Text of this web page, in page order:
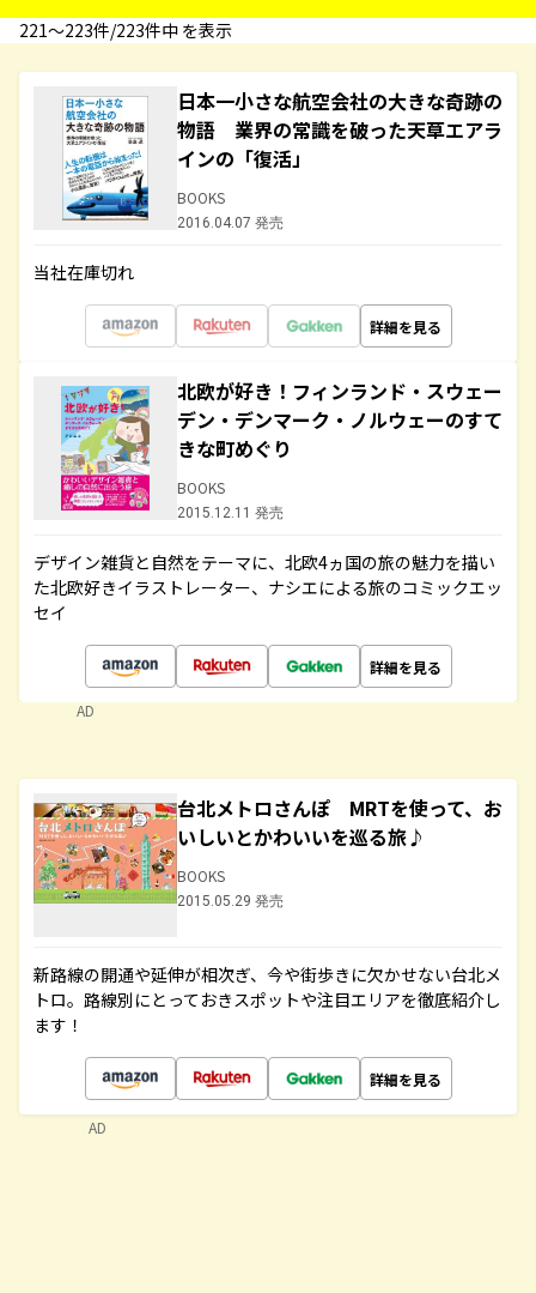
221〜223件/223件中 を表示
日本一小さな航空会社の大きな奇跡の
物語 業界の常識を破った天草エアラ
インの「復活」
BOOKS
2016.04.07 発売
当社在庫切れ
詳細を見る
北欧が好き！フィンランド・スウェー
デン・デンマーク・ノルウェーのすて
きな町めぐり
BOOKS
2015.12.11 発売
デザイン雑貨と自然をテーマに、北欧4ヵ国の旅の魅力を描い
た北欧好きイラストレーター、ナシエによる旅のコミックエッ
セイ
詳細を見る
AD
台北メトロさんぽ MRTを使って、お
いしいとかわいいを巡る旅♪
BOOKS
2015.05.29 発売
新路線の開通や延伸が相次ぎ、今や街歩きに欠かせない台北メ
トロ。路線別にとっておきスポットや注目エリアを徹底紹介し
ます！
詳細を見る
AD